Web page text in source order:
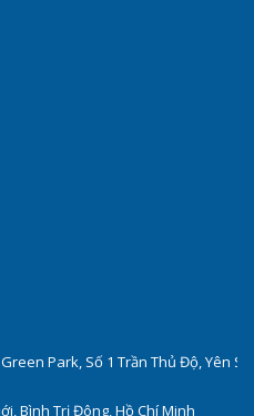
Park, Số 1 Trần Thủ Độ, Yên
Bình Trị Đông, Hồ Chí Minh